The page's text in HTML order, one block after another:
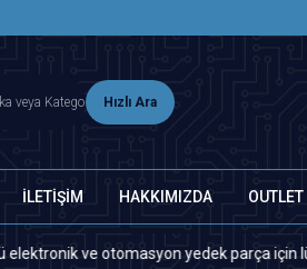
Hızlı Ara
İLETİŞİM HAKKIMIZDA OUTLET
ve otomasyon yedek parça için lütfen